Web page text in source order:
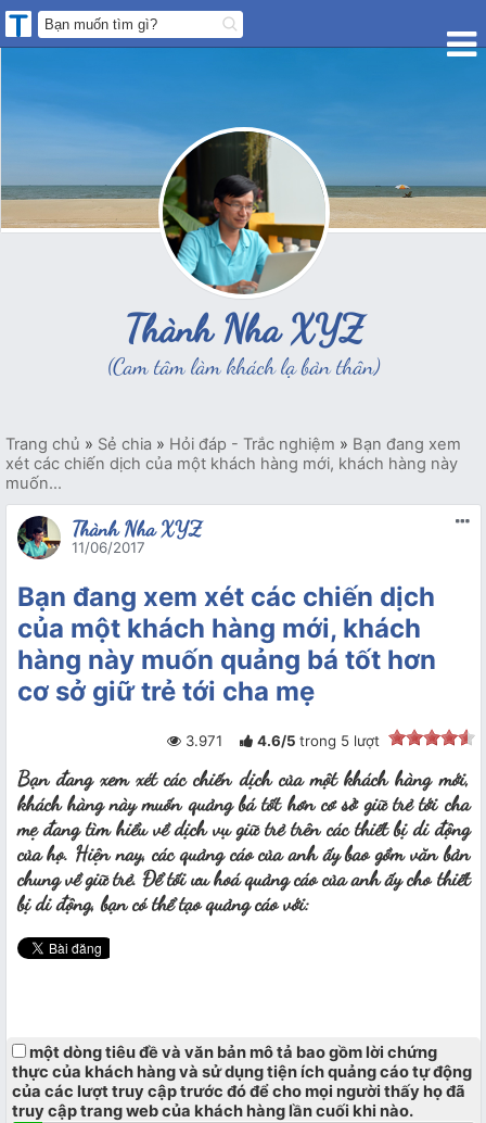
Thành Nha XYZ
(Cam tâm làm khách lạ bản thân)
Trang chủ » Sẻ chia » Hỏi đáp - Trắc nghiệm » Bạn đang xem
xét các chiến dịch của một khách hàng mới, khách hàng này
muốn...
Thành Nha XYZ
11/06/2017
Bạn đang xem xét các chiến dịch
của một khách hàng mới, khách
hàng này muốn quảng bá tốt hơn
cơ sở giữ trẻ tới cha mẹ
3.971 4.6/5 trong 5lượt
Bạn đang xem xét các chiến dịch của một khách hàng mới,
khách hàng này muốn quảng bá tốt hơn cơ sở giữ trẻ tới cha
mẹ đang tìm hiểu về dịch vụ giữ trẻ trên các thiết bị di động
của họ. Hiện nay, các quảng cáo của anh ấy bao gồm văn bản
chung về giữ trẻ. Để tối ưu hoá quảng cáo của anh ấy cho thiết
bị di động, bạn có thể tạo quảng cáo với:
một dòng tiêu đề và văn bản mô tả bao gồm lời chứng
thực của khách hàng và sử dụng tiện ích quảng cáo tự động
của các lượt truy cập trước đó để cho mọi người thấy họ đã
truy cập trang web của khách hàng lần cuối khi nào.